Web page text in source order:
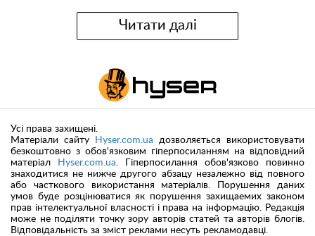
Читати далі
Усі права захищені.
Матеріали сайту
Hyser.com.ua дозволяється використовувати
безкоштовно з обов'язковим гіперпосиланням на відповідний
матеріал
Hyser.com.ua . Гіперпосилання обов'язково повинно
знаходитися не нижче другого абзацу незалежно від повного
або часткового використання матеріалів. Порушення даних
умов буде розцінюватися як порушення захищаемих законом
прав інтелектуальної власності і права на інформацію. Редакція
може не поділяти точку зору авторів статей та авторів блогів.
Відповідальність за зміст реклами несуть рекламодавці.